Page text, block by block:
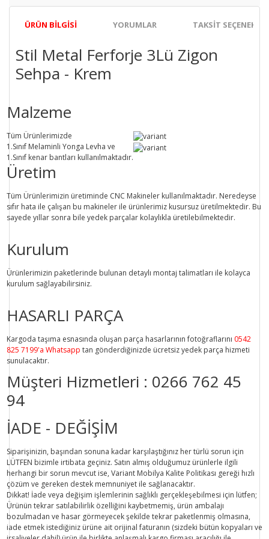
ÜRÜN BILGISI YORUMLAR TAKSIT
Stil Metal Ferforje 3Lü Zigon
Sehpa - Krem
Malzeme
Tüm Ürünlerimizde
1.Sınıf Melaminli Yonga Levha ve
1.Sınıf kenar bantları kullanılmaktadır.
Üretim
Tüm Ürünlerimizin üretiminde CNC Makineler kullanılmaktadır. Neredeyse
sıfır hata ile çalışan bu makineler ile ürünlerimiz kusursuz üretilmektedir. Bu
sayede yıllar sonra bile yedek parçalar kolaylıkla üretilebilmektedir.
Kurulum
Ürünlerimizin paketlerinde bulunan detaylı montaj talimatları ile kolayca
kurulum sağlayabilirsiniz.
HASARLI PARÇA
Kargoda taşıma esnasında oluşan parça hasarlarının fotoğraflarını 0542
825 7199'a Whatsapp tan gönderdiğinizde ücretsiz yedek parça hizmeti
sunulacaktır.
Müşteri Hizmetleri : 0266 762 45
94
İADE - DEĞİŞİM
Siparişinizin, başından sonuna kadar karşılaştığınız her türlü sorun için
LÜTFEN bizimle irtibata geçiniz. Satın almış olduğumuz ürünlerle ilgili
herhangi bir sorun mevcut ise, Variant Mobilya Kalite Politikası gereği hızlı
çözüm ve gereken destek memnuniyet ile sağlanacaktır.
Dikkat! İade veya değişim işlemlerinin sağlıklı gerçekleşebilmesi için lütfen;
Ürünün tekrar satılabilirlik özelliğini kaybetmemiş, ürün ambalajı
bozulmadan ve hasar görmeyecek şekilde tekrar paketlenmiş olmasına,
iade etmek istediğiniz ürüne ait orijinal faturanın (sizdeki bütün kopyaları ve